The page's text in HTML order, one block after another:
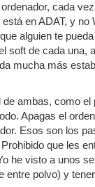
cada
en ADAT, y
alguien te
soft de cada
mucha más
ambas, como
Apagas el
Esos son los
que les
he visto a unos
polvo) y